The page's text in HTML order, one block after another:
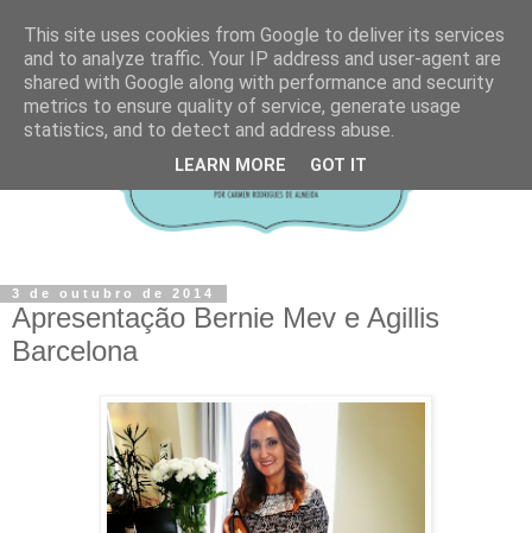
3 de outubro de 2014
Apresentação Bernie Mev e Agillis
Barcelona
This site uses cookies from Google to deliver its services
and to analyze traffic. Your IP address and user-agent are
shared with Google along with performance and security
metrics to ensure quality of service, generate usage
statistics, and to detect and address abuse.
LEARN MORE GOT IT